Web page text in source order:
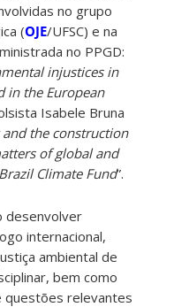
no grupo
(OJE/UFSC) e na
no PPGD:
injustices in
in the European
Isabele Bruna
the construction
of global and
Climate Fund”.
desenvolver
internacional,
ambiental de
bem como
questões relevantes